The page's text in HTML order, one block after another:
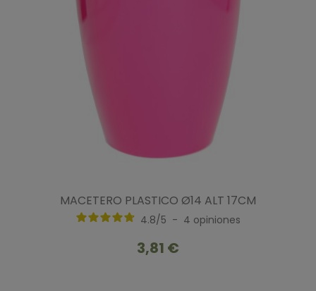
MACETERO PLASTICO Ø14 ALT 17CM
4.8/5 - 4 opiniones
3,81 €